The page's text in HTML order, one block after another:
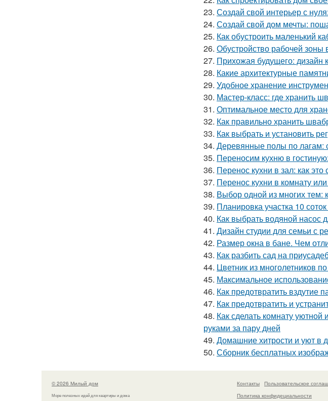
23. Создай свой интерьер с
24. Создай свой дом мечты:
25. Как обустроить маленький
26. Обустройство рабочей зоны
27. Прихожая будущего: дизайн
28. Какие архитектурные
29. Удобное хранение
30. Мастер-класс: где хранить
31. Оптимальное место для
32. Как правильно хранить
33. Как выбрать и установить
34. Деревянные полы по лагам:
35. Переносим кухню в
36. Перенос кухни в зал: как
37. Перенос кухни в комнату
38. Выбор одной из многих тем:
39. Планировка участка 10
40. Как выбрать водяной насос
41. Дизайн студии для семьи с
42. Размер окна в бане. Чем
43. Как разбить сад на
44. Цветник из многолетников
45. Максимальное
46. Как предотвратить вздутие
47. Как предотвратить и
48. Как сделать комнату
руками за пару дней
49. Домашние хитрости и уют в
50. Сборник бесплатных
© 2026 Милый дом
Море полезных идей для квартиры и дома
Контакты
Пользовательское
Политика конфидециальности